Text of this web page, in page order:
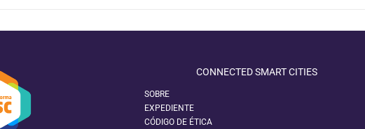
CONNECTED SMART CITIES
SOBRE
EXPEDIENTE
CÓDIGO DE ÉTICA